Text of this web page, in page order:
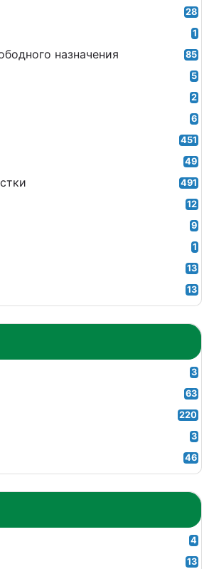
28
1
назначения 85
5
2
6
451
49
491
12
9
1
13
13
3
63
220
3
46
4
13